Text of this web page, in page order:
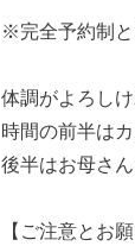
※完全予約制と
体調がよろし
時間の前半は
後半はお母さ
【ご注意とお願